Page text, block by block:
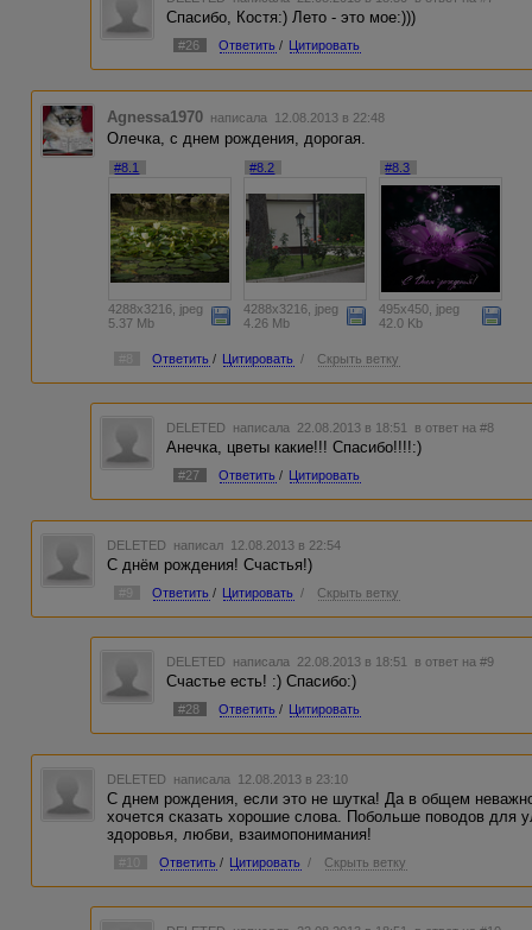
Спасибо, Костя:) Лето - это мое:)))
#26 Ответить / Цитировать
Agnessa1970 написала 12.08.2013 в 22:48
Олечка, с днем рождения, дорогая.
#8.1
4288x3216, jpeg
5.37 Mb
#8.2
4288x3216, jpeg
4.26 Mb
#8.3
495x450, jpeg
42.0 Kb
Ответить / Цитировать / Скрыть ветку
DELETED написала 22.08.2013 в 18:51 в ответ на #8
Анечка, цветы какие!!! Спасибо!!!!:)
#27 Ответить / Цитировать
DELETED написал 12.08.2013 в 22:54
С днём рождения! Счастья!)
Ответить / Цитировать / Скрыть ветку
DELETED написала 22.08.2013 в 18:51 в ответ на #9
Счастье есть! :) Спасибо:)
#28 Ответить / Цитировать
DELETED написала 12.08.2013 в 23:10
С днем рождения, если это не шутка! Да в общем
хочется сказать хорошие слова. Побольше поводов для
здоровья, любви, взаимопонимания!
#10 Ответить / Цитировать / Скрыть ветку